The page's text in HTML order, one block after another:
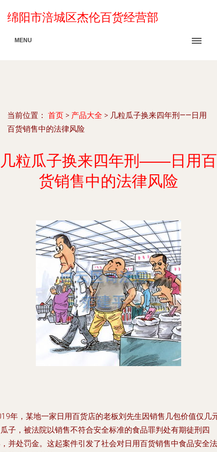
绵阳市涪城区杰伦百货经营部
MENU
当前位置： 首页 > 产品大全 > 几粒瓜子换来四年刑——日用
百货销售中的法律风险
几粒瓜子换来四年刑——日用百
货销售中的法律风险
年，某地一家日用百货店的老板刘先生因销售几包价值仅几
子，被法院以销售不符合安全标准的食品罪判处有期徒刑四
并处罚金。这起案件引发了社会对日用百货销售中食品安全法